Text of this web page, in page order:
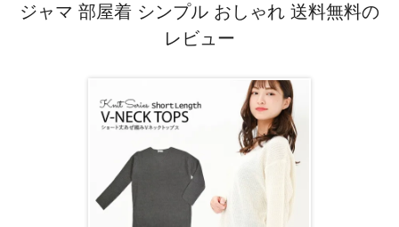
ジャマ 部屋着 シンプル おしゃれ 送料無料の
レビュー